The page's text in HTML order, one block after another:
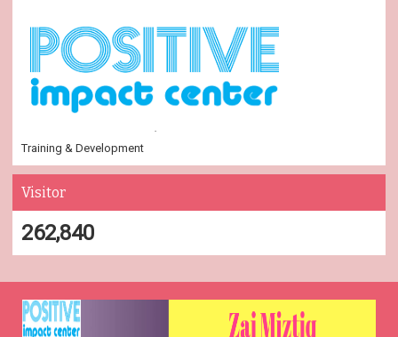
Training & Development
Visitor
262,840